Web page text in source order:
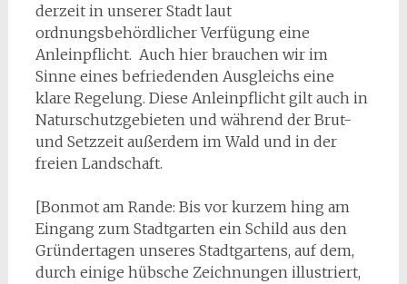
derzeit in unserer Stadt laut
ordnungsbehördlicher Verfügung eine
Anleinpflicht. Auch hier brauchen wir im
Sinne eines befriedenden Ausgleichs eine
klare Regelung. Diese Anleinpflicht gilt auch in
Naturschutzgebieten und während der Brut-
und Setzzeit außerdem im Wald und in der
freien Landschaft.
[Bonmot am Rande: Bis vor kurzem hing am
Eingang zum Stadtgarten ein Schild aus den
Gründertagen unseres Stadtgartens, auf dem,
durch einige hübsche Zeichnungen illustriert,